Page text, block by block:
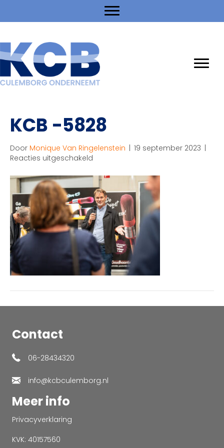
KCB -5828
Door Monique Van Ringelenstein | 19 september 2023 |
Reacties uitgeschakeld
-5828
Contact
06-28434320
info@kcbculemborg.nl
Meer info
Privacyverklaring
KVK: 40157560